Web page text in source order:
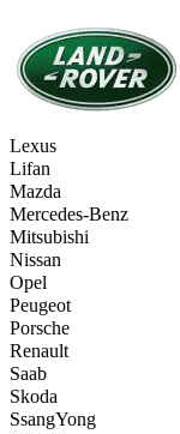
Lexus
Lifan
Mazda
Mercedes-Benz
Mitsubishi
Nissan
Opel
Peugeot
Porsche
Renault
Saab
Skoda
SsangYong